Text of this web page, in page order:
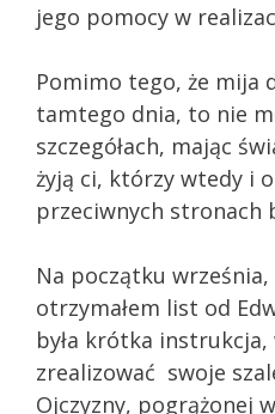
jego pomocy w
Pomimo tego, że mija
tamtego dnia, to nie
szczegółach, mając
żyją ci, którzy wtedy i
przeciwnych stronach
Na początku września,
otrzymałem list od
była krótka
zrealizować swoje
Ojczyzny, pogrążonej